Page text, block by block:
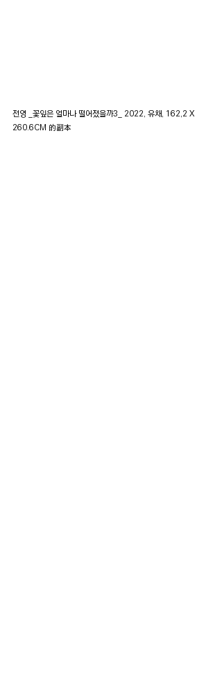
전영 _꽃잎은 얼마나 떨어졌을까3_ 2022, 유채, 162,2 X
260.6CM 的副本